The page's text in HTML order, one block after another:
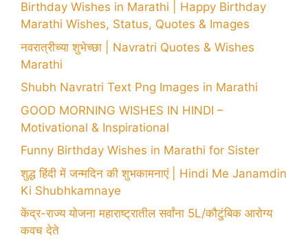
Birthday Wishes in Marathi | Happy Birthday
Marathi Wishes, Status, Quotes & Images
नवरात्रीच्या शुभेच्छा | Navratri Quotes & Wishes
Marathi
Shubh Navratri Text Png Images in Marathi
GOOD MORNING WISHES IN HINDI –
Motivational & Inspirational
Funny Birthday Wishes in Marathi for Sister
शुद्ध हिंदी में जन्मदिन की शुभकामनाएं | Hindi Me Janamdin
Ki Shubhkamnaye
केंद्र-राज्य योजना महाराष्ट्रातील सर्वांना 5L/कौटुंबिक आरोग्य
कवच देते